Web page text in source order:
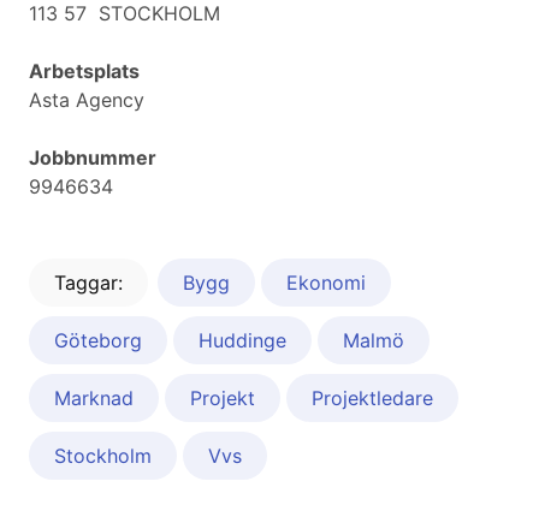
113 57 STOCKHOLM
Arbetsplats
Asta Agency
Jobbnummer
9946634
Taggar: Bygg Ekonomi
Göteborg Huddinge Malmö
Marknad Projekt Projektledare
Stockholm Vvs